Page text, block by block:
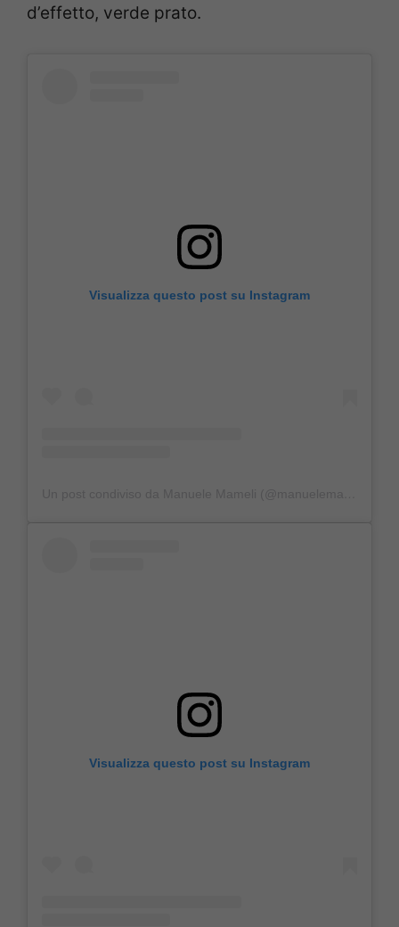
d’effetto, verde prato.
Visualizza questo post su Instagram
Visualizza questo post su Instagram